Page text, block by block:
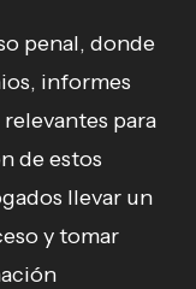
penal, donde
informes
para
de estos
llevar un
y tomar